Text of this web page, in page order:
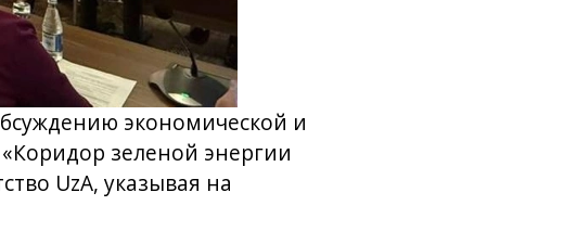
экономической и
зеленой энергии
UzA, указывая на